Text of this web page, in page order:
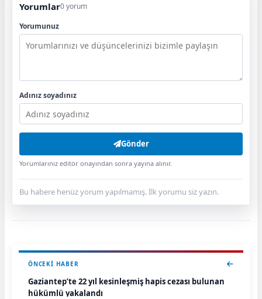
Yorumlar0 yorum
Yorumunuz
Adınız soyadınız
Gönder
Yorumlarınız editör onayından sonra yayına alınır.
Bu habere henüz yorum yapılmamış. İlk yorumu siz yazın.
ÖNCEKI HABER
Gaziantep’te 22 yıl kesinleşmiş hapis cezası bulunan
hükümlü yakalandı